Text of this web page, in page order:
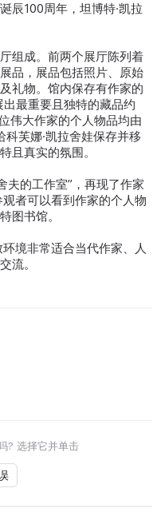
辰100周年，坦博特·凯拉
组成。前两个展厅陈列着
品，展品包括照片、原始
礼物。馆内保存有作家的
最重要且独特的藏品约
伟大作家的个人物品均由
科芙娜·凯拉舍娃保存并移
且真实的氛围。
夫的工作室”，再现了作家
者可以看到作家的个人物
图书馆。
境非常适合当代作家、人
流。
? 选择它并单击